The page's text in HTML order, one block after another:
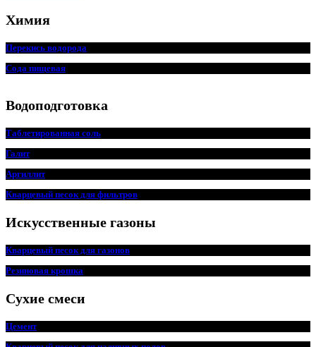
Химия
Перекись водорода
Сода пищевая
Водоподготовка
Таблетированная соль
Галит
Аргиллит
Кварцевый песок для фильтров
Искусственные газоны
Кварцевый песок для газонов
Резиновая крошка
Сухие смеси
Цемент